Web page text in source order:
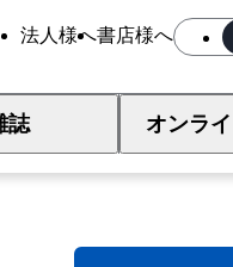
法人様へ書店様へ
誌 オンラ